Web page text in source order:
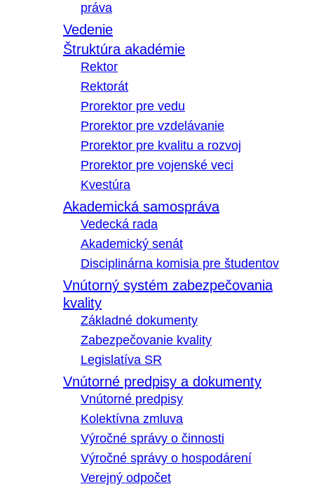
práva
Vedenie
Štruktúra akadémie
Rektor
Rektorát
Prorektor pre vedu
Prorektor pre vzdelávanie
Prorektor pre kvalitu a rozvoj
Prorektor pre vojenské veci
Kvestúra
Akademická samospráva
Vedecká rada
Akademický senát
Disciplinárna komisia pre študentov
Vnútorný systém zabezpečovania
kvality
Základné dokumenty
Zabezpečovanie kvality
Legislatíva SR
Vnútorné predpisy a dokumenty
Vnútorné predpisy
Kolektívna zmluva
Výročné správy o činnosti
Výročné správy o hospodárení
Verejný odpočet